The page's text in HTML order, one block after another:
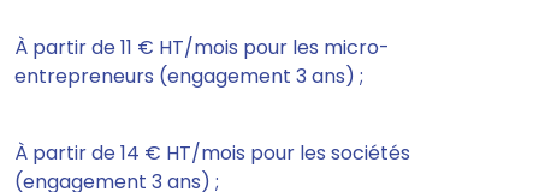
À partir de 11 € HT/mois pour les micro-
entrepreneurs (engagement 3 ans) ;
À partir de 14 € HT/mois pour les sociétés
(engagement 3 ans) ;